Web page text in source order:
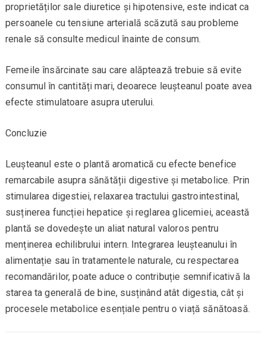
proprietăților sale diuretice și hipotensive, este indicat ca
persoanele cu tensiune arterială scăzută sau probleme
renale să consulte medicul înainte de consum.
Femeile însărcinate sau care alăptează trebuie să evite
consumul în cantități mari, deoarece leușteanul poate avea
efecte stimulatoare asupra uterului.
Concluzie
Leușteanul este o plantă aromatică cu efecte benefice
remarcabile asupra sănătății digestive și metabolice. Prin
stimularea digestiei, relaxarea tractului gastrointestinal,
susținerea funcției hepatice și reglarea glicemiei, această
plantă se dovedește un aliat natural valoros pentru
menținerea echilibrului intern. Integrarea leușteanului în
alimentație sau în tratamentele naturale, cu respectarea
recomandărilor, poate aduce o contribuție semnificativă la
starea ta generală de bine, susținând atât digestia, cât și
procesele metabolice esențiale pentru o viață sănătoasă.